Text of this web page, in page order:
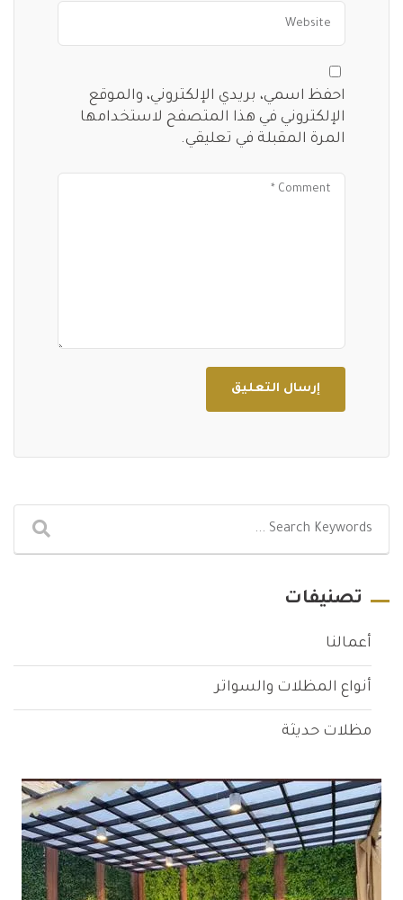
احفظ اسمي، بريدي الإلكتروني، والموقع
الإلكتروني في هذا المتصفح لاستخدامها
المرة المقبلة في تعليقي.
تصنيفات
أعمالنا
أنواع المظلات والسواتر
مظلات حديثة